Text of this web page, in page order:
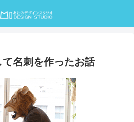
名刺を作ったお話